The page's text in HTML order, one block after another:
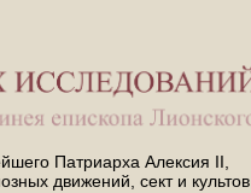
Патриарха Алексия II,
движений, сект и культов